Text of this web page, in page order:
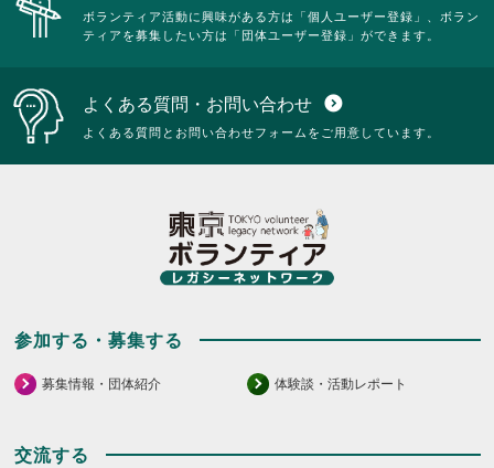
ボランティア活動に興味がある方は「個人ユーザー登録」、ボラン
ティアを募集したい方は「団体ユーザー登録」ができます。
よくある質問・お問い合わせ expand_circle_down
よくある質問とお問い合わせフォームをご用意しています。
参加する・募集する
募集情報・団体紹介 体験談・活動レポート
交流する